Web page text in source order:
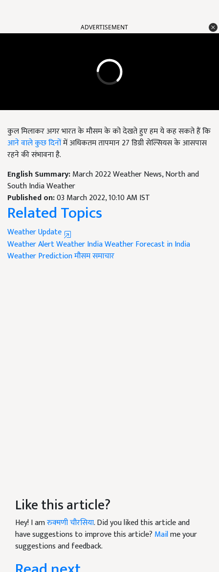
ADVERTISEMENT
कुल मिलाकर अगर भारत के मौसम के को देखते हुए हम ये कह सकते हैं कि
आने वाले कुछ दिनोंमें अधिकतम तापमान 27 डिग्री सेल्सियस के आसपास
रहने की संभावना है.
English Summary:March 2022 Weather News, North and
South India Weather
Published on:03 March 2022, 10:10 AM IST
Related Topics
Weather Update
Weather AlertWeather IndiaWeather Forecast in India
Weather Predictionमौसम समाचार
Like this article?
Hey! I amरुक्मणी चौरसिया. Did you liked this article and
have suggestions to improve this article? Mailme your
suggestions and feedback.